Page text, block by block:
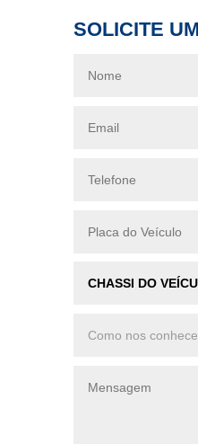
SOLICITE